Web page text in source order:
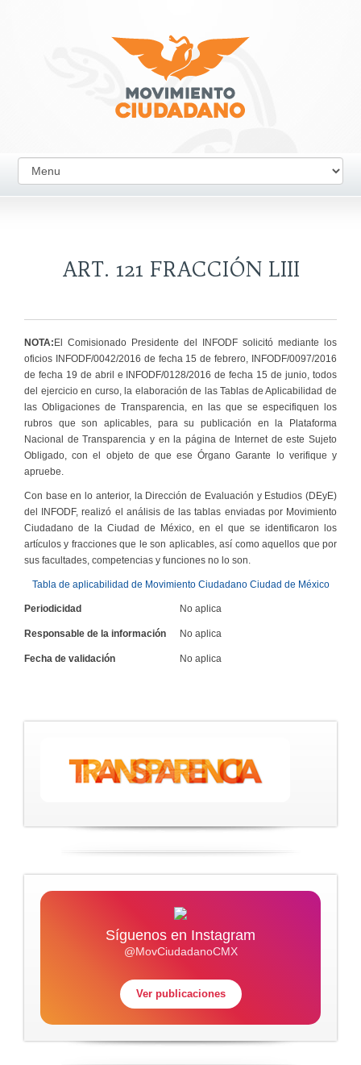
ART. 121 FRACCIÓN LIII
NOTA: El Comisionado Presidente del INFODF solicitó mediante los
oficios INFODF/0042/2016 de fecha 15 de febrero, INFODF/0097/2016
de fecha 19 de abril e INFODF/0128/2016 de fecha 15 de junio, todos
del ejercicio en curso, la elaboración de las Tablas de Aplicabilidad de
las Obligaciones de Transparencia, en las que se especifiquen los
rubros que son aplicables, para su publicación en la Plataforma
Nacional de Transparencia y en la página de Internet de este Sujeto
Obligado, con el objeto de que ese Órgano Garante lo verifique y
apruebe.
Con base en lo anterior, la Dirección de Evaluación y Estudios (DEyE)
del INFODF, realizó el análisis de las tablas enviadas por Movimiento
Ciudadano de la Ciudad de México, en el que se identificaron los
artículos y fracciones que le son aplicables, así como aquellos que por
sus facultades, competencias y funciones no lo son.
Tabla de aplicabilidad de Movimiento Ciudadano Ciudad de México
Periodicidad No aplica
Responsable de la información No aplica
Fecha de validación No aplica
Síguenos en Instagram
@MovCiudadanoCMX
Ver publicaciones